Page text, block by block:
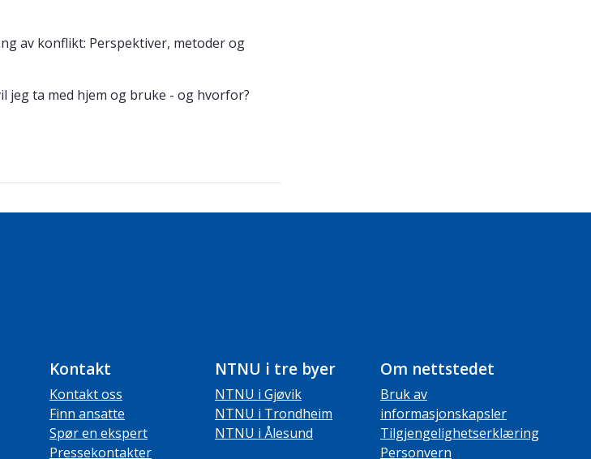
av konflikt: Perspektiver, metoder og
jeg ta med hjem og bruke - og hvorfor?
Kontakt
Kontakt oss
Finn ansatte
Spør en ekspert
Pressekontakter
NTNU i tre byer
NTNU i Gjøvik
NTNU i Trondheim
NTNU i Ålesund
Om nettstedet
Bruk av
informasjonskapsler
Tilgjengelighetserklæring
Personvern